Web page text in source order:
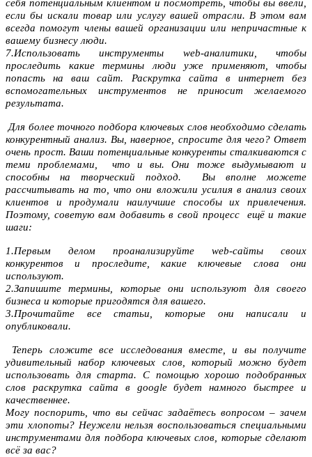
себя потенциальным клиентом и посмотреть, чтобы вы ввели,
если бы искали товар или услугу вашей отрасли. В этом вам
всегда помогут члены вашей организации или непричастные к
вашему бизнесу люди.
7.Использовать инструменты web-аналитики, чтобы
проследить какие термины люди уже применяют, чтобы
попасть на ваш сайт. Раскрутка сайта в интернет без
вспомогательных инструментов не приносит желаемого
результата.
Для более точного подбора ключевых слов необходимо сделать
конкурентный анализ. Вы, наверное, спросите для чего? Ответ
очень прост. Ваши потенциальные конкуренты сталкиваются с
теми проблемами, что и вы. Они тоже выдумывают и
способны на творческий подход. Вы вполне можете
рассчитывать на то, что они вложили усилия в анализ своих
клиентов и продумали наилучшие способы их привлечения.
Поэтому, советую вам добавить в свой процесс ещё и такие
шаги:
1.Первым делом проанализируйте web-сайты своих
конкурентов и проследите, какие ключевые слова они
используют.
2.Запишите термины, которые они используют для своего
бизнеса и которые пригодятся для вашего.
3.Прочитайте все статьи, которые они написали и
опубликовали.
Теперь сложите все исследования вместе, и вы получите
удивительный набор ключевых слов, который можно будет
использовать для старта. С помощью хорошо подобранных
слов раскрутка сайта в googleбудет намного быстрее и
качественнее.
Могу поспорить, что вы сейчас задаётесь вопросом – зачем
эти хлопоты? Неужели нельзя воспользоваться специальными
инструментами для подбора ключевых слов, которые сделают
всё за вас?